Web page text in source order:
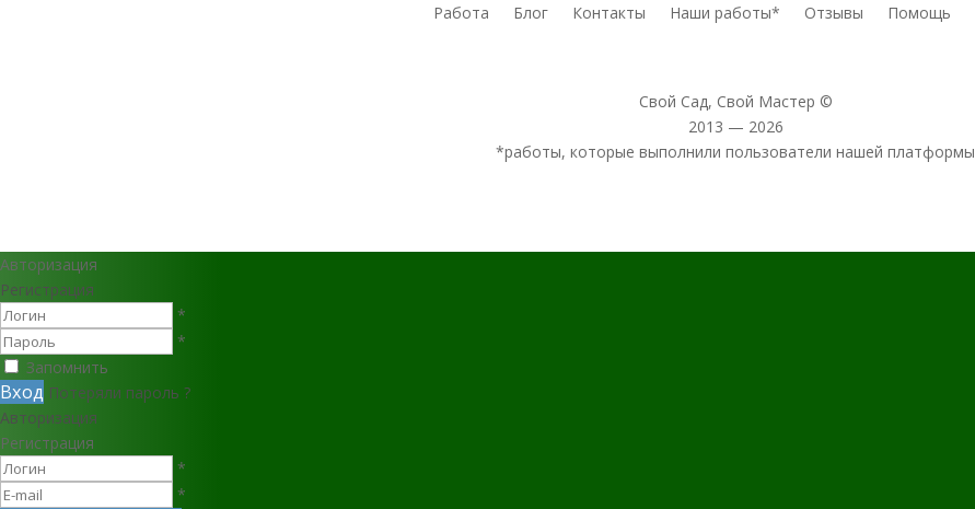
Работа Блог Контакты Наши работы* Отзывы Помощь
Свой Сад, Свой Мастер ©
2013 — 2026
*работы, которые выполнили пользователи нашей платформы
Авторизация
Регистрация
*
*
Запомнить
Вход Потеряли пароль ?
Авторизация
Регистрация
*
*